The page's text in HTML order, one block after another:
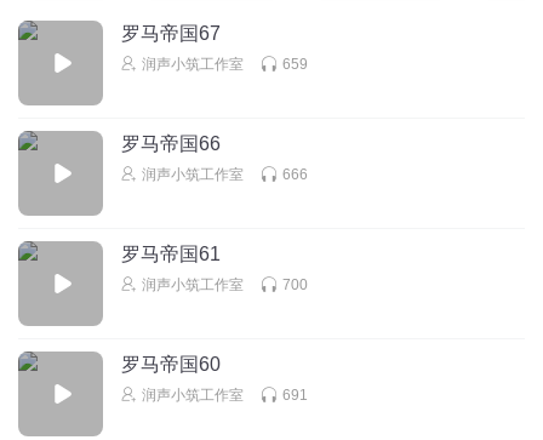
罗马帝国67
润声小筑工作室 659
罗马帝国66
润声小筑工作室 666
罗马帝国61
润声小筑工作室 700
罗马帝国60
润声小筑工作室 691